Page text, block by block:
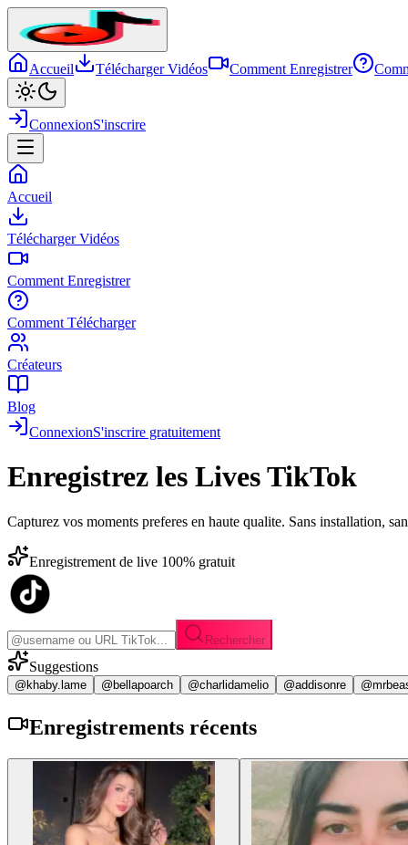
Accueil Télécharger Vidéos Comment Enregistrer
ConnexionS'inscrire
Accueil
Télécharger Vidéos
Comment Enregistrer
Comment Télécharger
Créateurs
Blog
ConnexionS'inscrire gratuitement
Enregistrez les Lives TikTok
Capturez vos moments preferes en haute qualite. Sans installation,
Enregistrement de live 100% gratuit
Rechercher
Suggestions
@khaby.lame @bellapoarch @charlidamelio @addisonre
Enregistrements récents